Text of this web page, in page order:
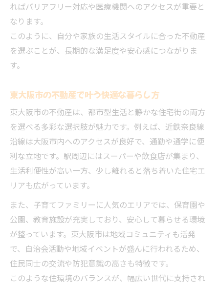
ればバリアフリー対応や医療機関へのアクセスが重要と
なります。
このように、自分や家族の生活スタイルに合った不動産
を選ぶことが、長期的な満足度や安心感につながりま
す。
東大阪市の不動産で叶う快適な暮らし方
東大阪市の不動産は、都市型生活と静かな住宅街の両方
を選べる多彩な選択肢が魅力です。例えば、近鉄奈良線
沿線は大阪市内へのアクセスが良好で、通勤や通学に便
利な立地です。駅周辺にはスーパーや飲食店が集まり、
生活利便性が高い一方、少し離れると落ち着いた住宅エ
リアも広がっています。
また、子育てファミリーに人気のエリアでは、保育園や
公園、教育施設が充実しており、安心して暮らせる環境
が整っています。東大阪市は地域コミュニティも活発
で、自治会活動や地域イベントが盛んに行われるため、
住民同士の交流や防犯意識の高さも特徴です。
このような住環境のバランスが、幅広い世代に支持され